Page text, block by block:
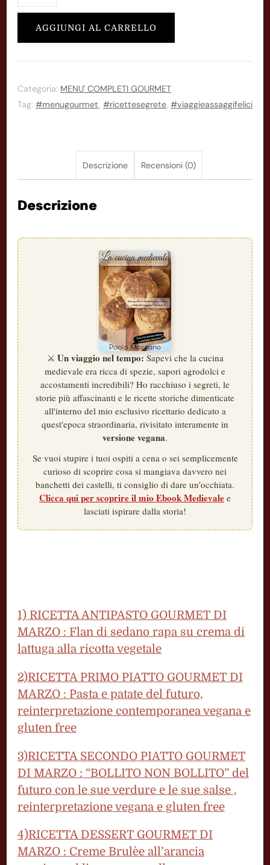
2025(
antipasto,
dessert)
AGGIUNGI AL CARRELLO
Categoria: MENU' COMPLETI GOURMET
Tag: #menugourmet, #ricettesegrete, #viaggieassaggifelici
Descrizione Recensioni (0)
Descrizione
⚔️ Un viaggio nel tempo: Sapevi che la cucina
medievale era ricca di spezie, sapori agrodolci e
accostamenti incredibili? Ho racchiuso i segreti, le
storie più affascinanti e le ricette storiche dimenticate
all'interno del mio esclusivo ricettario dedicato a
quest'epoca straordinaria, rivisitato interamente in
versione vegana.
Se vuoi stupire i tuoi ospiti a cena o sei semplicemente
curioso di scoprire cosa si mangiava davvero nei
banchetti dei castelli, ti consiglio di dare un'occhiata.
Clicca qui per scoprire il mio Ebook Medievale e
lasciati ispirare dalla storia!
1) RICETTA ANTIPASTO GOURMET DI
MARZO : Flan di sedano rapa su crema di
lattuga alla ricotta vegetale
2)RICETTA PRIMO PIATTO GOURMET DI
MARZO : Pasta e patate del futuro,
reinterpretazione contemporanea vegana e
gluten free
3)RICETTA SECONDO PIATTO GOURMET
DI MARZO : “BOLLITO NON BOLLITO” del
futuro con le sue verdure e le sue salse ,
reinterpretazione vegana e gluten free
4)RICETTA DESSERT GOURMET DI
MARZO : Creme Brulèe all’arancia